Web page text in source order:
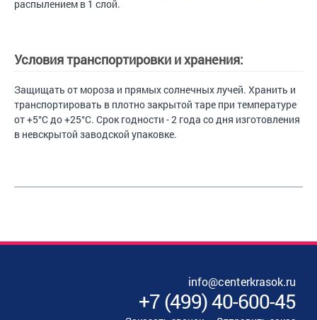
распылением в 1 слой.
Условия транспортировки и хранения:
Защищать от мороза и прямых солнечных лучей. Хранить и
транспортировать в плотно закрытой таре при температуре
от +5°C до +25°C. Срок годности - 2 года со дня изготовления
в невскрытой заводской упаковке.
info@centerkrasok.ru
+7(499)40-600-45